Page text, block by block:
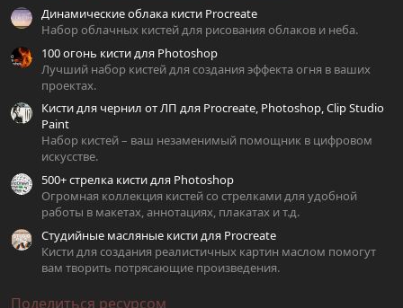
Динамические облака кисти Procreate
Набор облачных кистей для рисования облаков и неба.
100 огонь кисти для Photoshop
Лучший набор кистей для создания эффекта огня в ваших
проектах.
Кисти для чернил от ЛП для Procreate, Photoshop, Clip Studio
Paint
Набор кистей – ваш незаменимый помощник в цифровом
искусстве.
500+ стрелка кисти для Photoshop
Огромная коллекция кистей со стрелками для удобной
работы в макетах, аннотациях, плакатах и т.д.
Студийные масляные кисти для Procreate
Кисти для создания реалистичных картин маслом помогут
вам творить потрясающие произведения.
Поделиться ресурсом